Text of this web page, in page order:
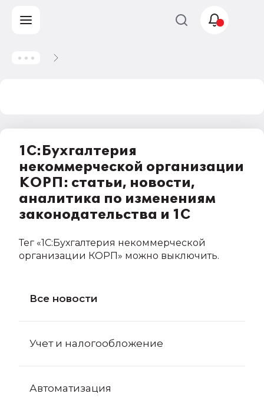
1С:Бухгалтерия
некоммерческой организации
КОРП: статьи, новости,
аналитика по изменениям
законодательства и 1С
Тег «1С:Бухгалтерия некоммерческой
организации КОРП» можно выключить.
Все новости
Учет и налогообложение
Автоматизация
Учет и